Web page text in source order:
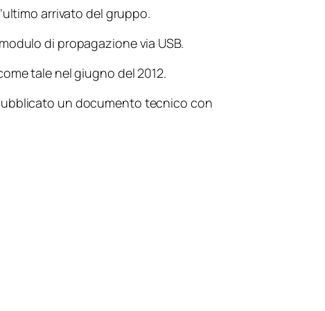
arrivato del gruppo.
di propagazione via USB.
tale nel giugno del 2012.
un documento tecnico con